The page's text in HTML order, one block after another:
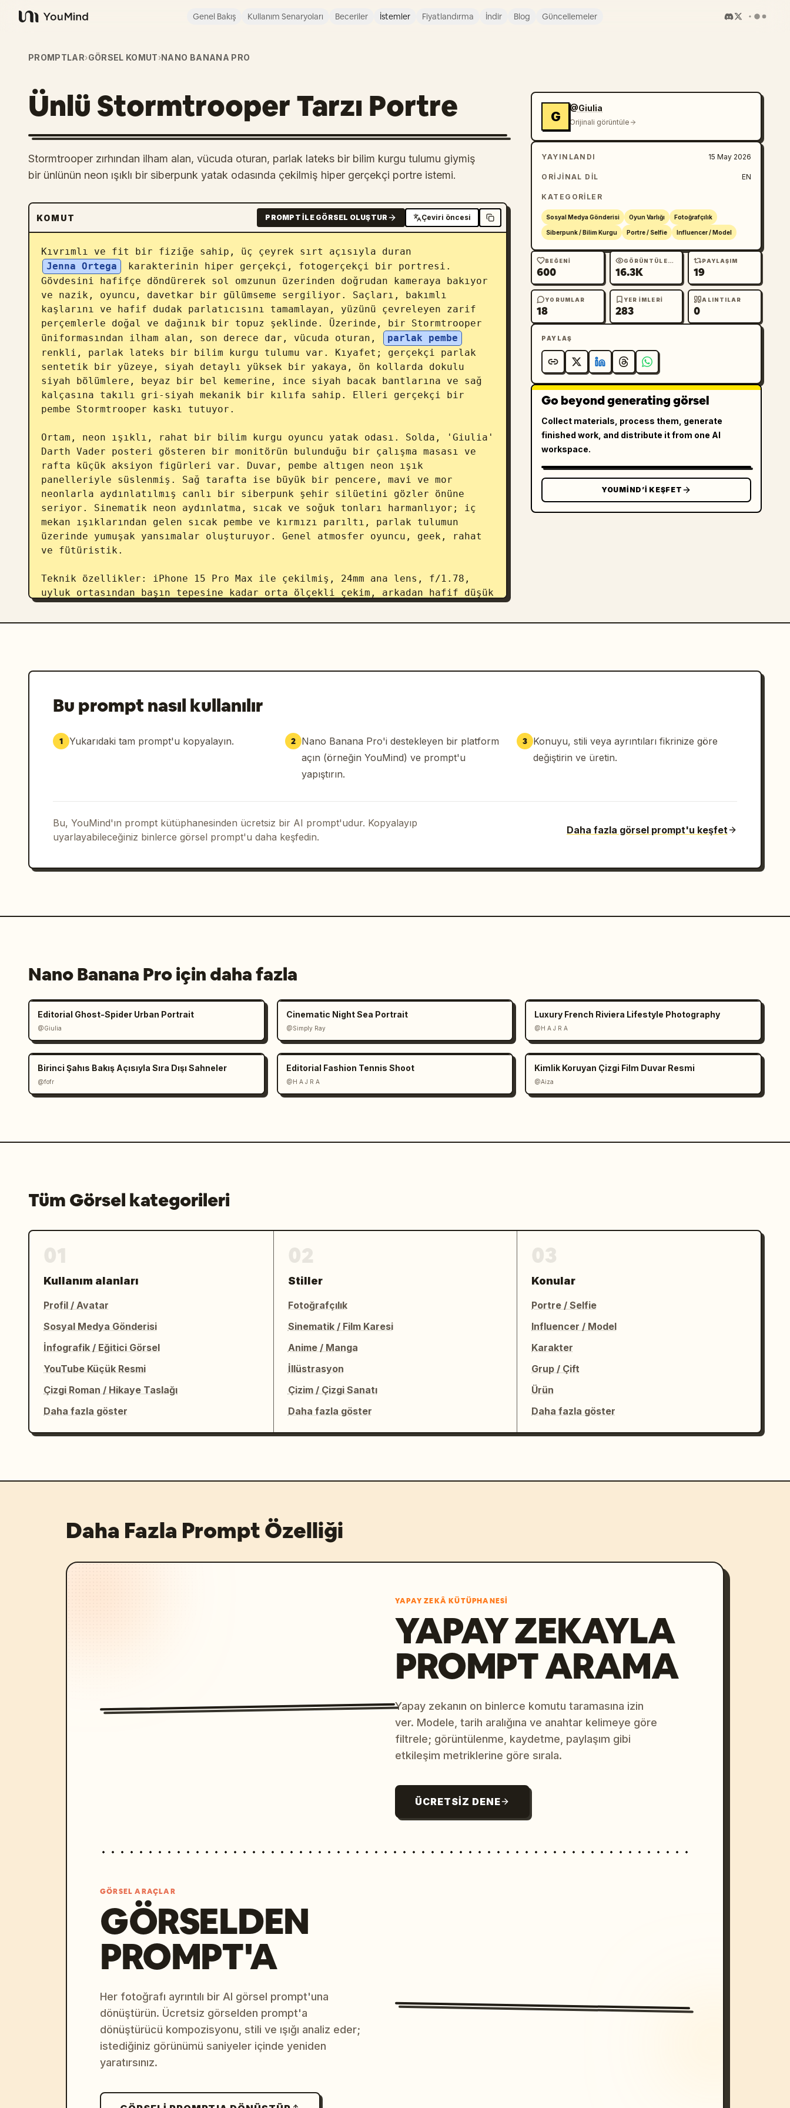
YouMind
Genel Bakış Kullanım Senaryoları Beceriler İstemler Fiyatlandırma İndir Blog Güncellemeler
PROMPTLAR›GÖRSEL KOMUT›NANO BANANA PRO
Ünlü Stormtrooper Tarzı Portre
Stormtrooper zırhından ilham alan, vücuda oturan, parlak lateks bir bilim kurgu tulumu giymiş
bir ünlünün neon ışıklı bir siberpunk yatak odasında çekilmiş hiper gerçekçi portre istemi.
KOMUT PROMPT ILE GÖRSEL OLUŞTUR Çeviri öncesi
Kıvrımlı ve fit bir fiziğe sahip, üç çeyrek sırt açısıyla duran
Jenna Ortega
karakterinin hiper gerçekçi, fotogerçekçi bir portresi.
Gövdesini hafifçe döndürerek sol omzunun üzerinden doğrudan kameraya bakıyor
ve nazik, oyuncu, davetkar bir gülümseme sergiliyor. Saçları, bakımlı
kaşlarını ve hafif dudak parlatıcısını tamamlayan, yüzünü çevreleyen zarif
perçemlerle doğal ve dağınık bir topuz şeklinde. Üzerinde, bir Stormtrooper
üniformasından ilham alan, son derece dar, vücuda oturan,
parlak pembe
renkli, parlak lateks bir bilim kurgu tulumu var. Kıyafet; gerçekçi parlak
sentetik bir yüzeye, siyah detaylı yüksek bir yakaya, ön kollarda dokulu
siyah bölümlere, beyaz bir bel kemerine, ince siyah bacak bantlarına ve sağ
kalçasına takılı gri-siyah mekanik bir kılıfa sahip. Elleri gerçekçi bir
pembe Stormtrooper kaskı tutuyor.
Ortam, neon ışıklı, rahat bir bilim kurgu oyuncu yatak odası. Solda, 'Giulia'
Darth Vader posteri gösteren bir monitörün bulunduğu bir çalışma masası ve
rafta küçük aksiyon figürleri var. Duvar, pembe altıgen neon ışık
panelleriyle süslenmiş. Sağ tarafta ise büyük bir pencere, mavi ve mor
neonlarla aydınlatılmış canlı bir siberpunk şehir silüetini gözler önüne
seriyor. Sinematik neon aydınlatma, sıcak ve soğuk tonları harmanlıyor; iç
mekan ışıklarından gelen sıcak pembe ve kırmızı parıltı, parlak tulumun
üzerinde yumuşak yansımalar oluşturuyor. Genel atmosfer oyuncu, geek, rahat
ve fütüristik.
Teknik özellikler: iPhone 15 Pro Max ile çekilmiş, 24mm ana lens, f/1.78,
uyluk ortasından başın tepesine kadar orta ölçekli çekim, arkadan hafif düşük
9:16.
G
@Giulia
Orijinali görüntüle
YAYINLANDI 15 May 2026
ORIJINAL DIL EN
KATEGORILER
Sosyal Medya Gönderisi Oyun Varlığı Fotoğrafçılık
Siberpunk / Bilim Kurgu Portre / Selfie Influencer / Model
BEĞENI
600
GÖRÜNTÜLEME
16.3K
PAYLAŞIM
19
YORUMLAR
18
YER IMLERI
283
ALINTILAR
0
PAYLAŞ
Go beyond generating görsel
Collect materials, process them, generate
finished work, and distribute it from one AI
workspace.
YOUMIND’I KEŞFET
Bu prompt nasıl kullanılır
1 Yukarıdaki tam prompt'u kopyalayın. 2 Nano Banana Pro'i destekleyen bir platform
açın (örneğin YouMind) ve prompt'u
yapıştırın.
3
Konuyu, stili veya ayrıntıları fikrinize göre
değiştirin ve üretin.
Bu, YouMind'ın prompt kütüphanesinden ücretsiz bir AI prompt'udur. Kopyalayıp
uyarlayabileceğiniz binlerce görsel prompt'u daha keşfedin.
Daha fazla görsel prompt'u keşfet
Nano Banana Pro için daha fazla
Editorial Ghost-Spider Urban Portrait
@Giulia
Cinematic Night Sea Portrait
@Simply Ray
Luxury French Riviera Lifestyle Photography
@H A J R A
Birinci Şahıs Bakış Açısıyla Sıra Dışı Sahneler
@fofr
Editorial Fashion Tennis Shoot
@H A J R A
Kimlik Koruyan Çizgi Film Duvar Resmi
@Aiza
Tüm Görsel kategorileri
Kullanım alanları
Profil / Avatar
Sosyal Medya Gönderisi
İnfografik / Eğitici Görsel
YouTube Küçük Resmi
Çizgi Roman / Hikaye Taslağı
Daha fazla göster
Stiller
Fotoğrafçılık
Sinematik / Film Karesi
Anime / Manga
İllüstrasyon
Çizim / Çizgi Sanatı
Daha fazla göster
Konular
Portre / Selfie
Influencer / Model
Karakter
Grup / Çift
Ürün
Daha fazla göster
Daha Fazla Prompt Özelliği
YAPAY ZEKÂ KÜTÜPHANESI
YAPAY ZEKAYLA
PROMPT ARAMA
Yapay zekanın on binlerce komutu taramasına izin
ver. Modele, tarih aralığına ve anahtar kelimeye göre
filtrele; görüntülenme, kaydetme, paylaşım gibi
etkileşim metriklerine göre sırala.
ÜCRETSIZ DENE
GÖRSEL ARAÇLAR
GÖRSELDEN
PROMPT'A
Her fotoğrafı ayrıntılı bir AI görsel prompt'una
dönüştürün. Ücretsiz görselden prompt'a
dönüştürücü kompozisyonu, stili ve ışığı analiz eder;
istediğiniz görünümü saniyeler içinde yeniden
yaratırsınız.